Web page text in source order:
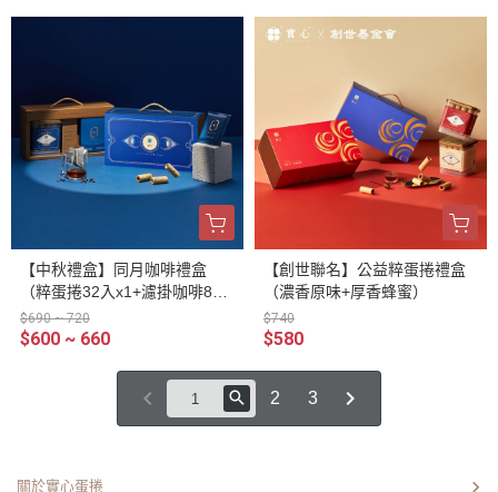
【中秋禮盒】同月咖啡禮盒
（粹蛋捲32入x1+濾掛咖啡8入
／盒）
$690 ~ 720
$600 ~ 660
【創世聯名】公益粹蛋捲禮盒
（濃香原味+厚香蜂蜜）
$740
$580
2 3
關於實心蛋捲